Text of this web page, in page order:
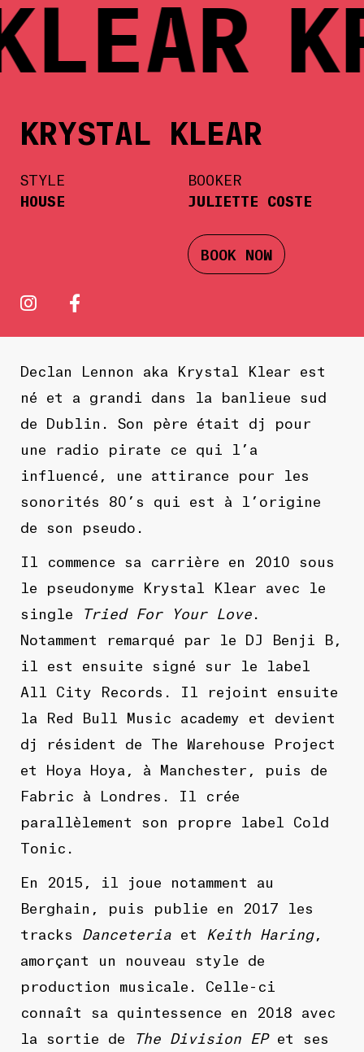
KRYSTAL KLEAR
STYLE
HOUSE
BOOKER
JULIETTE COSTE
BOOK NOW
Declan Lennon aka Krystal Klear est
né et a grandi dans la banlieue sud
de Dublin. Son père était dj pour
une radio pirate ce qui l’a
influencé, une attirance pour les
sonorités 80’s qui est à l’origine
de son pseudo.
Il commence sa carrière en 2010 sous
le pseudonyme Krystal Klear avec le
single
Tried For Your Love.
Notamment remarqué par le DJ Benji B,
il est ensuite signé sur le label
All City Records. Il rejoint ensuite
la Red Bull Music academy et devient
dj résident de The Warehouse Project
et Hoya Hoya, à Manchester, puis de
Fabric à Londres. Il crée
parallèlement son propre label Cold
Tonic.
En 2015, il joue notamment au
Berghain, puis publie en 2017 les
tracks Danceteriaet Keith Haring,
amorçant un nouveau style de
production musicale. Celle-ci
connaît sa quintessence en 2018 avec
la sortie de
The Division EPet ses